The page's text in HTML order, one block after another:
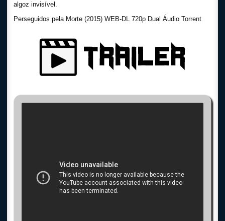
algoz invisível.
Perseguidos pela Morte (2015) WEB-DL 720p Dual Áudio Torrent